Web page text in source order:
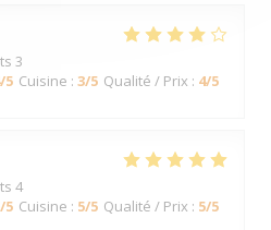
3
/5 Cuisine : 3/5 Qualité / Prix : 4/5
4
/5 Cuisine : 5/5 Qualité / Prix : 5/5